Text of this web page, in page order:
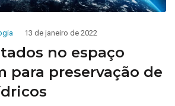
13 de janeiro de 2022
no espaço
para preservação de